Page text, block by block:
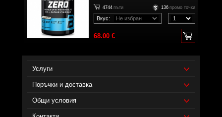
4744 пъти 136 промо точки
Вкус:
68.00 €
Услуги
Поръчки и доставка
Общи условия